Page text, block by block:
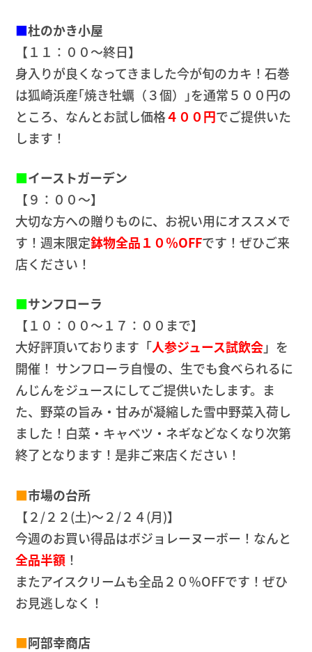
■杜のかき小屋
【１１：００～終日】
身入りが良くなってきました今が旬のカキ！石巻
は狐崎浜産｢焼き牡蠣（３個）｣を通常５００円の
ところ、なんとお試し価格４００円でご提供いた
します！
■イーストガーデン
【９：００～】
大切な方への贈りものに、お祝い用にオススメで
す！週末限定鉢物全品１０％OFFです！ぜひご来
店ください！
■サンフローラ
【１０：００～１７：００まで】
大好評頂いております「人参ジュース試飲会」を
開催！ サンフローラ自慢の、生でも食べられるに
んじんをジュースにしてご提供いたします。ま
た、野菜の旨み・甘みが凝縮した雪中野菜入荷し
ました！白菜・キャベツ・ネギなどなくなり次第
終了となります！是非ご来店ください！
■市場の台所
【２/２２(土)～２/２４(月)】
今週のお買い得品はボジョレーヌーボー！なんと
全品半額 ！
またアイスクリームも全品２０％OFFです！ぜひ
お見逃しなく！
■阿部幸商店